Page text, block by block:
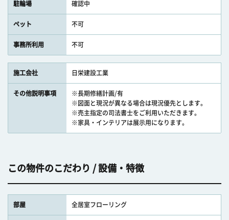
駐輪場 確認中
ペット 不可
事務所利用 不可
施工会社 日栄建設工業
その他説明事項
※長期修繕計画/有
※図面と現況が異なる場合は現況優先とします。
※売主指定の司法書士をご利用いただきます。
※家具・インテリアは展示用になります。
この物件のこだわり / 設備・特徴
部屋 全居室フローリング